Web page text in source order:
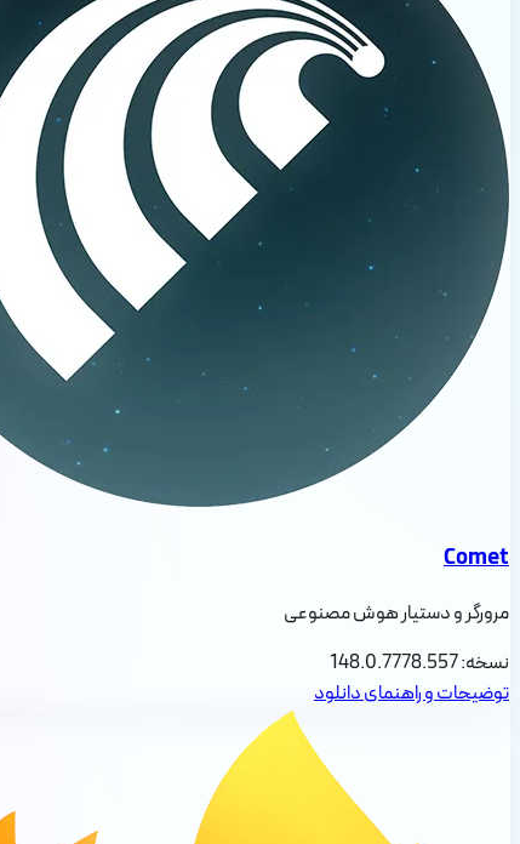
Comet
مرورگر و دستیار هوش مصنوعی
نسخه:148.0.7778.557
توضیحات و راهنمای دانلود